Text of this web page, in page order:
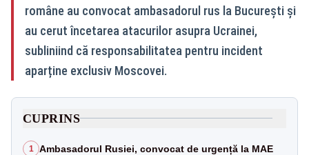
române au convocat ambasadorul rus la București și
au cerut încetarea atacurilor asupra Ucrainei,
subliniind că responsabilitatea pentru incident
aparține exclusiv Moscovei.
CUPRINS
1 Ambasadorul Rusiei, convocat de urgență la MAE